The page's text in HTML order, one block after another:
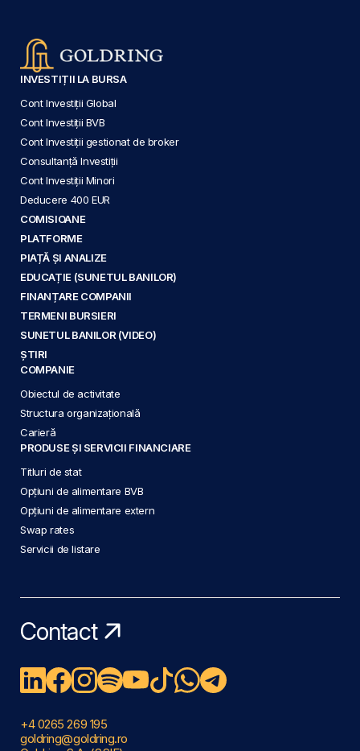
INVESTIȚII LA BURSA
Cont Investiții Global
Cont Investiții BVB
Cont Investiții gestionat de broker
Consultanță Investiții
Cont Investiții Minori
Deducere 400 EUR
COMISIOANE
PLATFORME
PIAȚĂ ȘI ANALIZE
EDUCAȚIE (SUNETUL BANILOR)
FINANȚARE COMPANII
TERMENI BURSIERI
SUNETUL BANILOR (VIDEO)
ȘTIRI
COMPANIE
Obiectul de activitate
Structura organizațională
Carieră
PRODUSE ȘI SERVICII FINANCIARE
Titluri de stat
Opțiuni de alimentare BVB
Opțiuni de alimentare extern
Swap rates
Servicii de listare
Contact
+4 0265 269 195
goldring@goldring.ro